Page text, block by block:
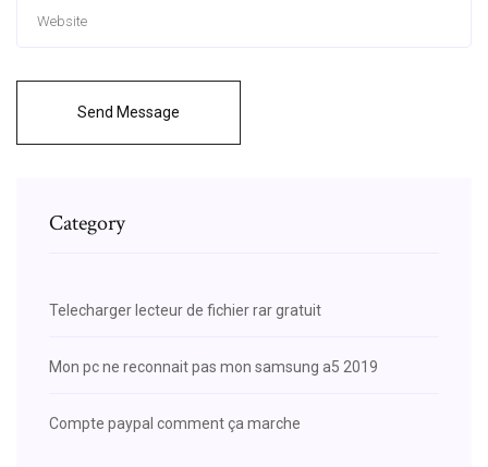
Send Message
Category
Telecharger lecteur de fichier rar gratuit
Mon pc ne reconnait pas mon samsung a5 2019
Compte paypal comment ça marche